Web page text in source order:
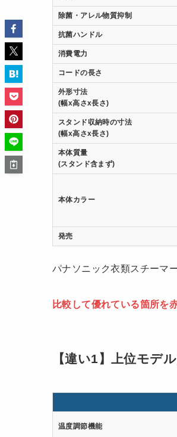
除菌・アレル物質抑制
抗菌ハンドル
消費電力
コードの長さ
外形寸法
(幅x高さx長さ)
スタンド収納時の寸法
(幅x高さx長さ)
本体質量
(スタンド含まず)
本体カラー
発売
パナソニック衣類スチーマ
比較して優れている箇所を
【違い1】上位モデ
温度調節機能